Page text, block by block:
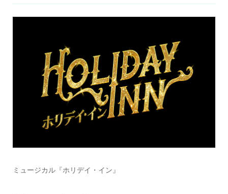
ミュージカル『ホリデイ・イン』